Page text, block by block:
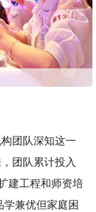
团队深知这一
团队累计投入
建工程和师资培
学兼优但家庭困